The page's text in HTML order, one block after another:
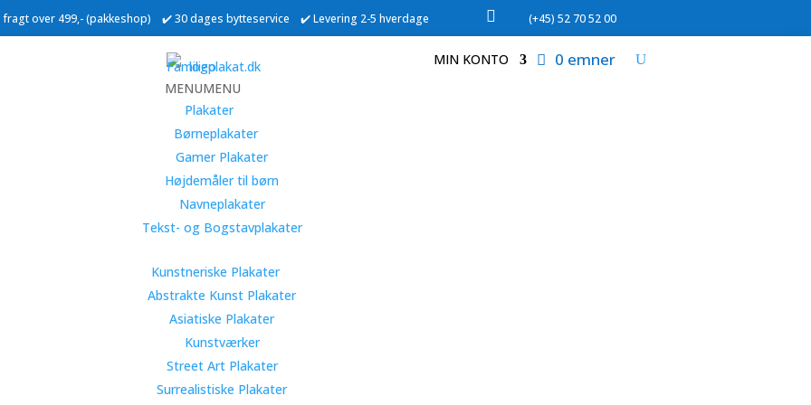
fragt over 499,- (pakkeshop) ✔️ 30 dages bytteservice ✔️ Levering 2-5 hverdage  (+45) 52 70 52 00
MIN KONTO 0 emner
MENUMENU
Plakater
Børneplakater
Gamer Plakater
Højdemåler til børn
Navneplakater
Tekst- og Bogstavplakater
Kunstneriske Plakater
Abstrakte Kunst Plakater
Asiatiske Plakater
Kunstværker
Street Art Plakater
Surrealistiske Plakater